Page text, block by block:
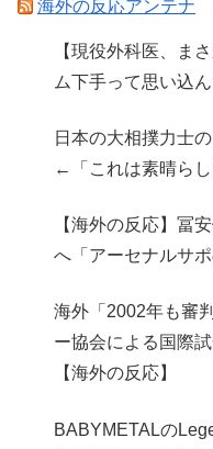
海外の反応アンテナ
【現役外科医、ま
ム下手って思い込ん
日本の大相撲力士
←「これは素晴らし
【海外の反応】冨
へ「アーセナルサ
海外「2002年も審
ー協会による国際
【海外の反応】
BABYMETALの